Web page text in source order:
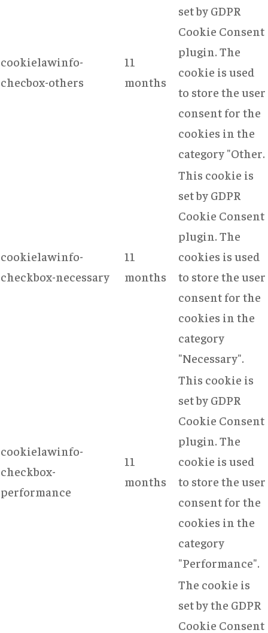
cookielawinfo-
checbox-others
11
months
set by GDPR
Cookie Consent
plugin. The
cookie is used
to store the user
consent for the
cookies in the
category "Other.
cookielawinfo-
checkbox-necessary
11
months
This cookie is
set by GDPR
Cookie Consent
plugin. The
cookies is used
to store the user
consent for the
cookies in the
category
"Necessary".
cookielawinfo-
checkbox-
performance
11
months
This cookie is
set by GDPR
Cookie Consent
plugin. The
cookie is used
to store the user
consent for the
cookies in the
category
"Performance".
The cookie is
set by the GDPR
Cookie Consent